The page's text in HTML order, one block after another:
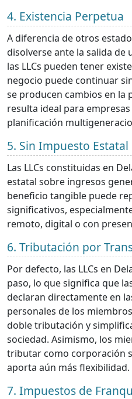
4. Existencia Perpetua
A diferencia de otros
disolverse ante la salida de
las LLCs pueden tener
negocio puede continuar
se producen cambios en la
resulta ideal para
planificación
5. Sin Impuesto
Las LLCs constituidas en
estatal sobre ingresos
beneficio tangible puede
significativos,
remoto, digital o con
6. Tributación por
Por defecto, las LLCs en
paso, lo que significa que
declaran directamente en
personales de los
doble tributación y
sociedad. Asimismo, los
tributar como corporación
aporta aún más flexibilidad.
7. Impuestos de